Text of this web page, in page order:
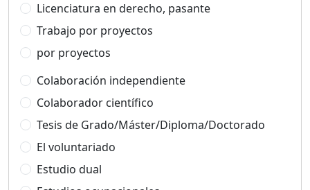
Licenciatura en derecho, pasante
Trabajo por proyectos
por proyectos
Colaboración independiente
Colaborador científico
Tesis de Grado/Máster/Diploma/Doctorado
El voluntariado
Estudio dual